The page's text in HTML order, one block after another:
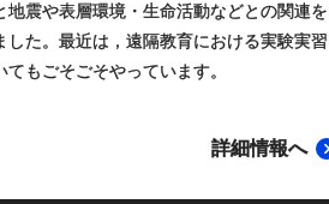
地震や表層環境・生命活動などとの関連を
した。最近は，遠隔教育における実験実習
てもごそごそやっています。
詳細情報へ